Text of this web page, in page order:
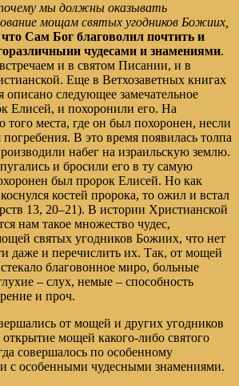
мы должны оказывать
мощам святых угодников Божиих,
Сам Бог благоволил почтить и
чудесами и знамениями.
и в святом Писании, и в
Еще в Ветхозаветных книгах
следующее замечательное
Елисей, и похоронили его. На
места, где он был похоронен, несли
В это время появилась толпа
набег на израильскую землю.
и бросили его в ту самую
был пророк Елисей. Но как
костей пророка, то ожил и встал
13, 20–21). В истории Христианской
нам такое множество чудес,
святых угодников Божиих, что нет
даже и перечислить их. Так, от мощей
благовонное миро, больные
– слух, немые – способность
и проч.
от мощей и других угодников
мощей какого-либо святого
совершалось по особенному
с особенными чудесными знамениями.